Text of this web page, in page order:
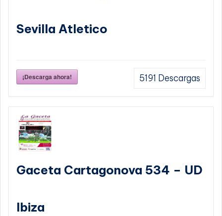
Sevilla Atletico
¡Descarga ahora! 5191 Descargas
Gaceta Cartagonova 534 – UD
Ibiza